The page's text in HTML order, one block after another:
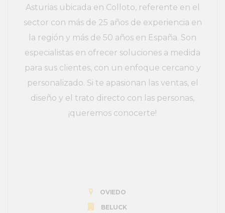
Asturias ubicada en Colloto, referente en el
sector con más de 25 años de experiencia en
la región y más de 50 años en España. Son
especialistas en ofrecer soluciones a medida
para sus clientes, con un enfoque cercano y
personalizado. Si te apasionan las ventas, el
diseño y el trato directo con las personas,
¡queremos conocerte!
OVIEDO
BELUCK